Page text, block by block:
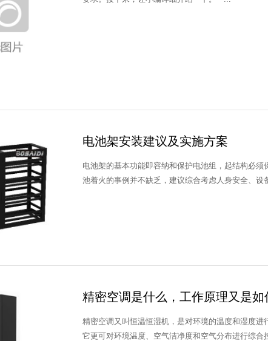
电池架安装建议及实施方案
电池架的基本功能即容纳和保护电池组，起结构必须保证
池着火的事例并不缺乏，建议综合考虑人身安全、设
精密空调是什么，工作原理又是如
精密空调又叫恒温恒湿机，是对环境的温度和湿度
它更可对环境温度、空气洁净度和空气分布进行综合